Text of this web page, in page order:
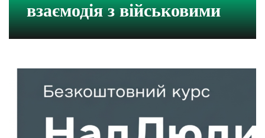
взаємодія з військовими